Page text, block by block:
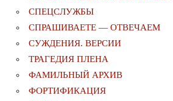
СПЕЦСЛУЖБЫ
СПРАШИВАЕТЕ — ОТВЕЧАЕМ
СУЖДЕНИЯ. ВЕРСИИ
ТРАГЕДИЯ ПЛЕНА
ФАМИЛЬНЫЙ АРХИВ
ФОРТИФИКАЦИЯ